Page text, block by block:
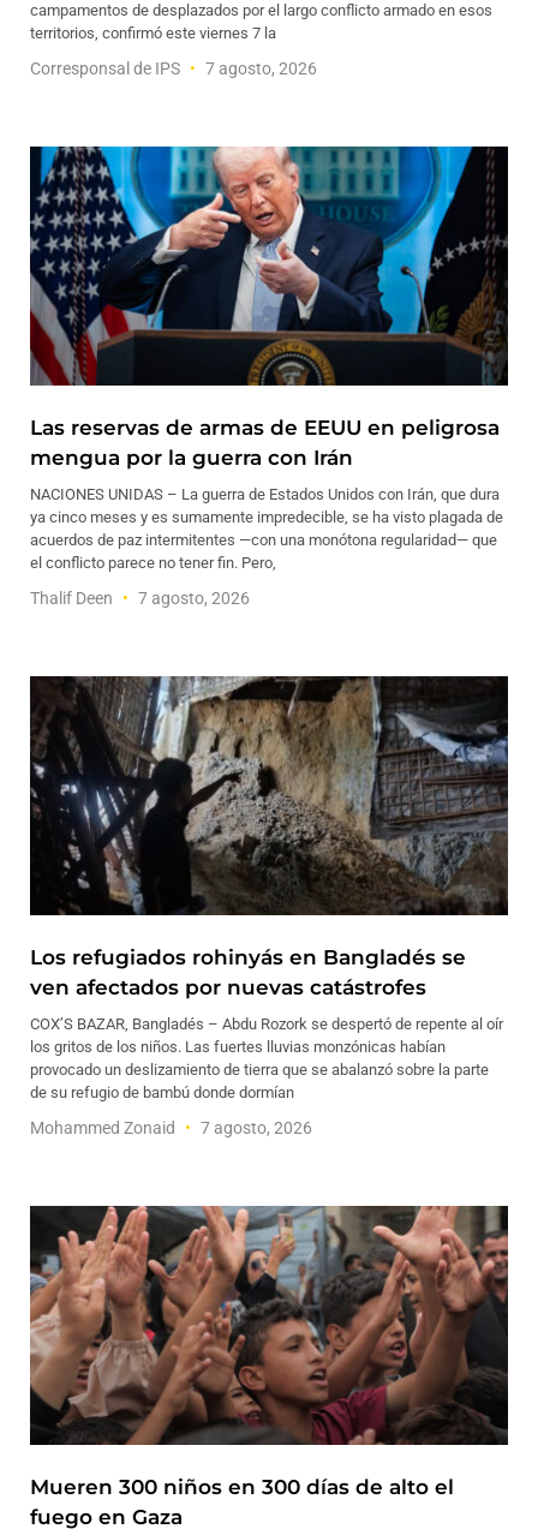
campamentos de desplazados por el largo conflicto armado en esos
territorios, confirmó este viernes 7 la
Corresponsal de IPS 7 agosto, 2026
Las reservas de armas de EEUU en peligrosa
mengua por la guerra con Irán
NACIONES UNIDAS – La guerra de Estados Unidos con Irán, que dura
ya cinco meses y es sumamente impredecible, se ha visto plagada de
acuerdos de paz intermitentes —con una monótona regularidad— que
el conflicto parece no tener fin. Pero,
Thalif Deen 7 agosto, 2026
Los refugiados rohinyás en Bangladés se
ven afectados por nuevas catástrofes
COX’S BAZAR, Bangladés – Abdu Rozork se despertó de repente al oír
los gritos de los niños. Las fuertes lluvias monzónicas habían
provocado un deslizamiento de tierra que se abalanzó sobre la parte
de su refugio de bambú donde dormían
Mohammed Zonaid 7 agosto, 2026
Mueren 300 niños en 300 días de alto el
fuego en Gaza